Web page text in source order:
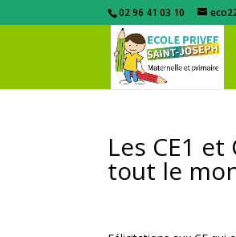
02 96 41 03 10
Les CE1
tout le